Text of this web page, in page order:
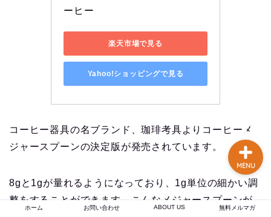
ーヒー
楽天市場で見る
Yahoo!ショッピングで見る
コーヒー器具の名ブランド、珈琲考具よりコーヒーメ
ジャースプーンの決定版が発売されています。
8gと1gが量れるようになっており、1g単位の細かい調
整をすることができます。こんなメジャースプーンが
ホーム お問い合わせ ABOUT US 無料メルマガ
MENU
【焙煎士歴16年のプロが
実現】 あなたの店のブラ
ンド力を高める、オーダ
ーメイドのオリジナルブ